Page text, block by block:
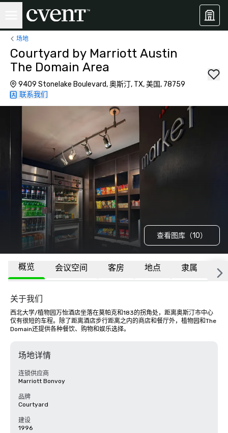
场地
Courtyard by Marriott Austin
The Domain Area
9409 Stonelake Boulevard, 奥斯汀, TX, 美国, 78759
联系我们
查看图库（10）
概览 会议空间 客房 地点 隶属 更
关于我们
西北大学/植物园万怡酒店坐落在莫帕克和183的拐角处，距离奥斯汀市中心
仅有很短的车程。除了距离酒店步行距离之内的商店和餐厅外，植物园和The
Domain还提供各种餐饮、购物和娱乐选择。
场地详情
连锁供应商
Marriott Bonvoy
品牌
Courtyard
建设
1996